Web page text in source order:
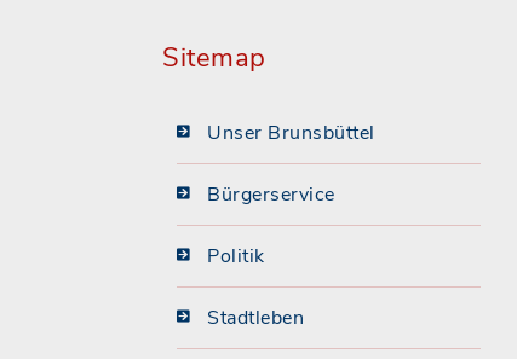
Sitemap
Unser Brunsbüttel
Bürgerservice
Politik
Stadtleben